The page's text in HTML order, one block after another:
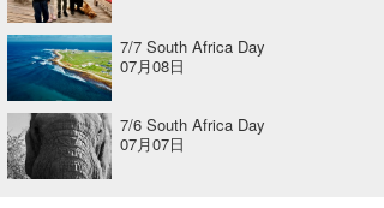
7/7 South Africa Day
07月08日
7/6 South Africa Day
07月07日